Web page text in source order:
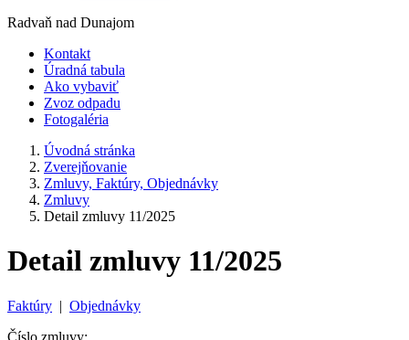
Radvaň nad Dunajom
Kontakt
Úradná tabula
Ako vybaviť
Zvoz odpadu
Fotogaléria
Úvodná stránka
Zverejňovanie
Zmluvy, Faktúry, Objednávky
Zmluvy
Detail zmluvy 11/2025
Detail zmluvy 11/2025
Faktúry | Objednávky
Číslo zmluvy: